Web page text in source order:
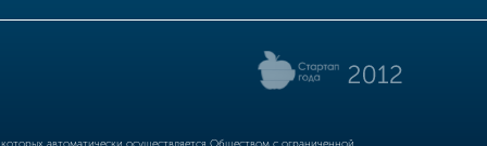
автоматически осуществляется Обществом с ограниченной